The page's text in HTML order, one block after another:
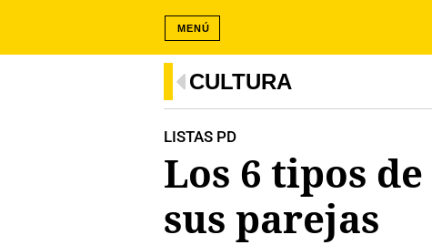
MENÚ
CULTURA
LISTAS PD
Los 6 tipos
sus parejas